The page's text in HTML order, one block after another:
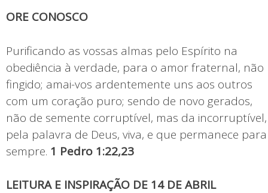
ORE CONOSCO
Purificando as vossas almas pelo Espírito na
obediência à verdade, para o amor fraternal, não
fingido; amai-vos ardentemente uns aos outros
com um coração puro; sendo de novo gerados,
não de semente corruptível, mas da incorruptível,
pela palavra de Deus, viva, e que permanece para
sempre. 1 Pedro 1:22,23
LEITURA E INSPIRAÇÃO DE 14 DE ABRIL